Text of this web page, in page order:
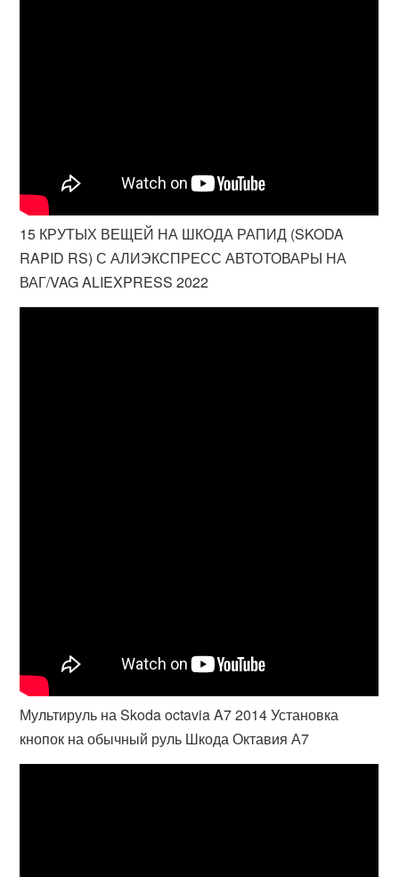
15 КРУТЫХ ВЕЩЕЙ НА ШКОДА РАПИД (SKODA
RAPID RS) С АЛИЭКСПРЕСС АВТОТОВАРЫ НА
ВАГ/VAG ALIEXPRESS 2022
Мультируль на Skoda octavia A7 2014 Установка
кнопок на обычный руль Шкода Октавия А7